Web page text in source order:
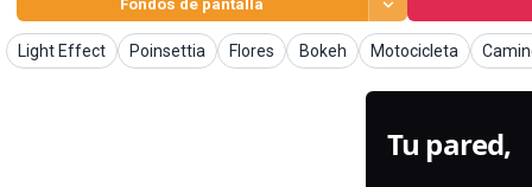
Fondos de pantalla
Light Effect
Imágenes Poinsettia
Imágenes Flores
ImágenesBokeh
ImágenesMotocicleta
Imágenes
Tu pared,